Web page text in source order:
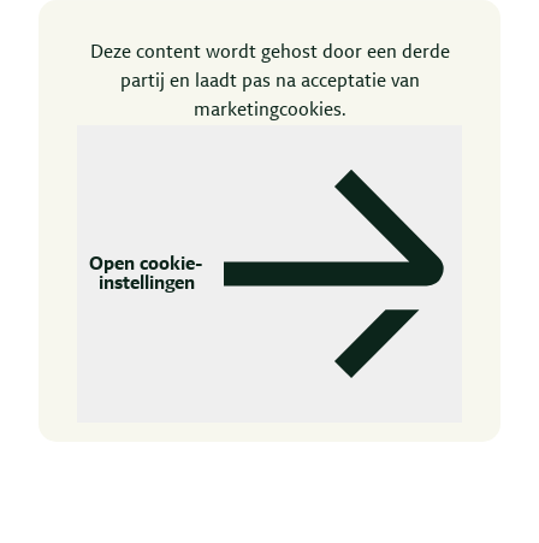
Deze content wordt gehost door een derde
partij en laadt pas na acceptatie van
marketingcookies.
Open cookie-
instellingen